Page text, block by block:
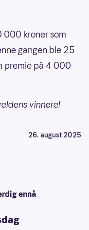
000 kroner som
gangen ble 25
premie på 4 000
vinnere!
26. august 2025
ennå